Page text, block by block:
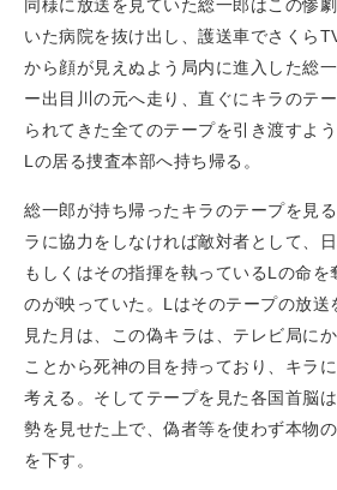
同様に放送を見ていた総一郎はこの惨
いた病院を抜け出し、護送車でさくら
から顔が見えぬよう局内に進入した総
ー出目川の元へ走り、直ぐにキラのテ
られてきた全てのテープを引き渡すよ
Lの居る捜査本部へ持ち帰る。
総一郎が持ち帰ったキラのテープを見
ラに協力をしなければ敵対者として、
もしくはその指揮を執っているLの命を
のが映っていた。Lはそのテープの放送
見た月は、この偽キラは、テレビ局に
ことから死神の目を持っており、キラ
考える。そしてテープを見た各国首脳
勢を見せた上で、偽者等を使わず本物
を下す。